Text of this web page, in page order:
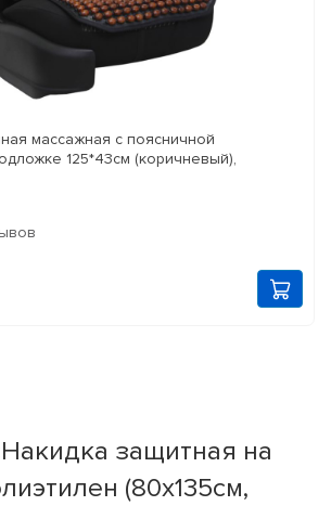
массажная с поясничной
125*43см (коричневый),
защитная на
(80х135см,